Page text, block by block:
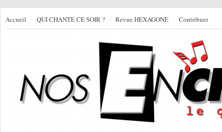
Accueil QUI CHANTE CE SOIR ? Revue HEXAGONE Contribuer